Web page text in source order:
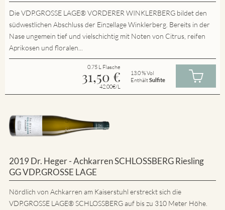
Die VDP.GROSSE LAGE® VORDERER WINKLERBERG bildet den
südwestlichen Abschluss der Einzellage Winklerberg. Bereits in der
Nase ungemein tief und vielschichtig mit Noten von Citrus, reifen
Aprikosen und floralen...
0.75 L Flasche
31,50 €
42.00€/L
13.0 % Vol
EnthältSulfite
2019 Dr. Heger - Achkarren SCHLOSSBERG Riesling
GG VDP.GROSSE LAGE
Nördlich von Achkarren am Kaiserstuhl erstreckt sich die
VDP.GROSSE LAGE® SCHLOSSBERG auf bis zu 310 Meter Höhe.